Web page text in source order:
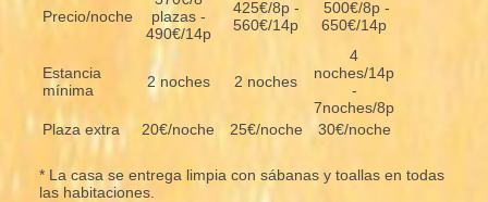
Precio/noche
plazas -
490€/14p
425€/8p -
560€/14p
500€/8p -
650€/14p
Estancia
mínima
2 noches 2 noches
4
noches/14p
-
7noches/8p
Plaza extra
20€/noche 25€/noche 30€/noche
* La casa se entrega limpia con sábanas y toallas en todas
las habitaciones.